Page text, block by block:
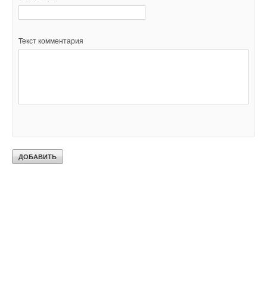
Текст комментария